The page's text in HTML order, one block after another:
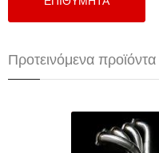
Προτεινόμενα προϊόντα
PLM